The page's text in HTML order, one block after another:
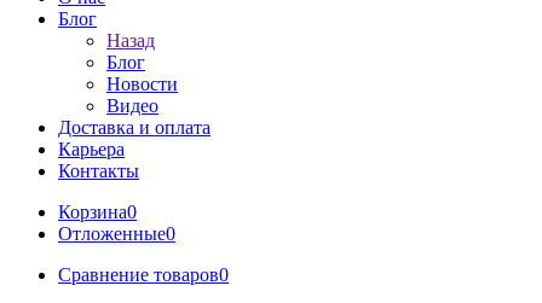
Блог
Назад
Блог
Новости
Видео
Доставка и оплата
Карьера
Контакты
Корзина0
Отложенные0
Сравнение товаров0